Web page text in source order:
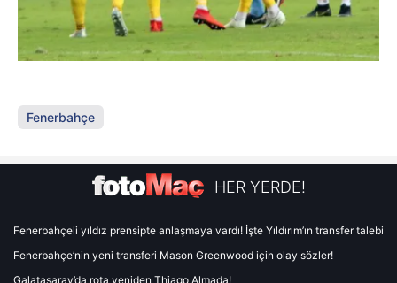
Fenerbahçe
HER YERDE!
Fenerbahçeli yıldız prensipte anlaşmaya vardı! İşte Yıldırım’ın transfer talebi
Fenerbahçe’nin yeni transferi Mason Greenwood için olay sözler!
Galatasaray’da rota yeniden Thiago Almada!